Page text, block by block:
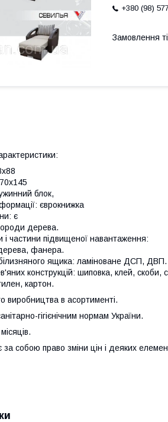
+380 (98)
Замовлення
блок,
єврокнижка
є
дерева.
частини підвищеної навантаження:
фанера.
ящика: ламіноване ДСП, ДВП.
конструкцій: шиповка, клей, скоби,
картон.
виробництва в асортименті.
гігієнічним нормам України.
собою право зміни цін і деяких